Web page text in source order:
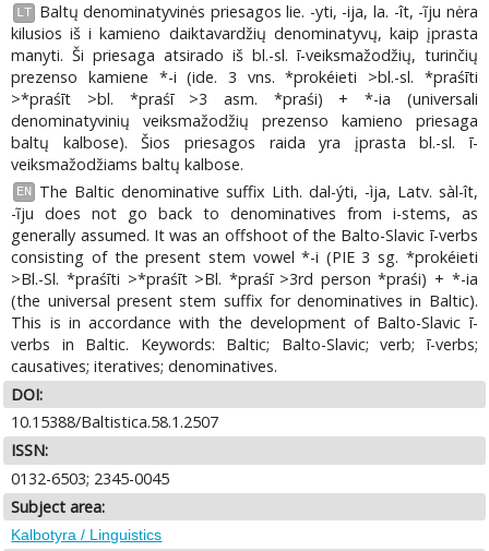
LT
Baltų denominatyvinės priesagos lie. -yti, -ija, la. -ît, -ĩju nėra
kilusios iš i kamieno daiktavardžių denominatyvų, kaip įprasta
manyti. Ši priesaga atsirado iš bl.-sl. ī-veiksmažodžių, turinčių
prezenso kamiene *-i (ide. 3 vns. *prokéieti >bl.-sl. *praśīti
>*praśīt >bl. *praśī >3 asm. *praśi) + *-ia (universali
denominatyvinių veiksmažodžių prezenso kamieno priesaga
baltų kalbose). Šios priesagos raida yra įprasta bl.-sl. ī-
veiksmažodžiams baltų kalbose.
EN
The Baltic denominative suffix Lith. dal-ýti, -ìja, Latv. sàl-ît,
-ĩju does not go back to denominatives from i-stems, as
generally assumed. It was an offshoot of the Balto-Slavic ī-verbs
consisting of the present stem vowel *-i (PIE 3 sg. *prokéieti
>Bl.-Sl. *praśīti >*praśīt >Bl. *praśī >3rd person *praśi) + *-ia
(the universal present stem suffix for denominatives in Baltic).
This is in accordance with the development of Balto-Slavic ī-
verbs in Baltic. Keywords: Baltic; Balto-Slavic; verb; ī-verbs;
causatives; iteratives; denominatives.
DOI:
10.15388/Baltistica.58.1.2507
ISSN:
0132-6503; 2345-0045
Subject area:
Kalbotyra / Linguistics